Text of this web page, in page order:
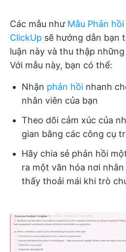
Các mẫu như Mẫu Phản
ClickUp sẽ hướng dẫn bạn
luận này và thu thập
Với mẫu này, bạn có thể:
Nhận phản hồi nhanh
nhân viên của bạn
Theo dõi cảm xúc của
gian bằng các công cụ
Hãy chia sẻ phản hồi
ra một văn hóa nơi
thấy thoải mái khi trò